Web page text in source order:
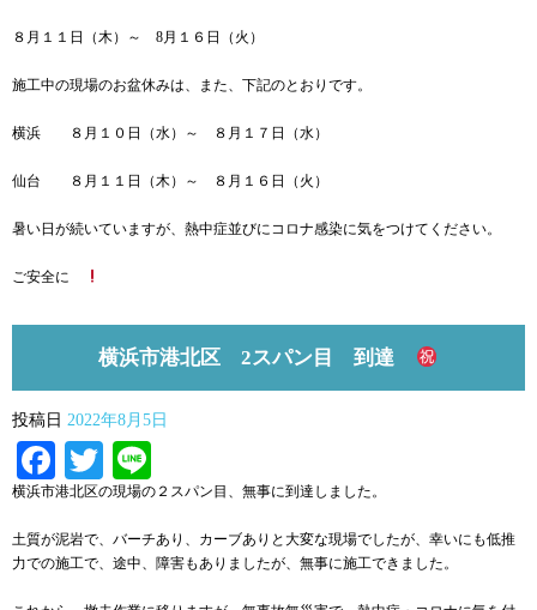
８月１１日（木）～ 8月１６日（火）
施工中の現場のお盆休みは、また、下記のとおりです。
横浜 ８月１０日（水）～ ８月１７日（水）
仙台 ８月１１日（木）～ ８月１６日（火）
暑い日が続いていますが、熱中症並びにコロナ感染に気をつけてください。
ご安全に
横浜市港北区 2スパン目 到達
投稿日 2022年8月5日
Facebook
Twitter
横浜市港北区の現場の２スパン目、無事に到達しました。
土質が泥岩で、バーチあり、カーブありと大変な現場でしたが、幸いにも低推
力での施工で、途中、障害もありましたが、無事に施工できました。